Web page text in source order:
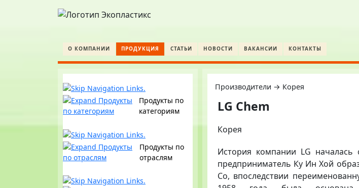
О КОМПАНИИ ПРОДУКЦИЯ СТАТЬИ НОВОСТИ ВАКАНСИИ КОНТАКТЫ
Продукты по
категориям
Продукты по
отраслям
Производители → Корея
LG Chem
Корея
История компании LG началась
предприниматель Ку Ин Хой
Co, впоследствии